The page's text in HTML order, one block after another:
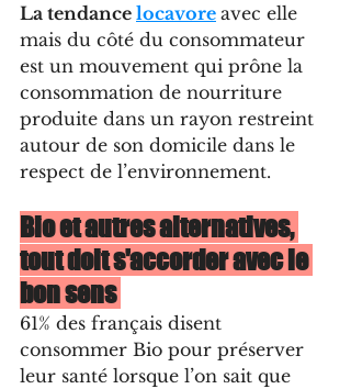
La tendance locavore avec elle
mais du côté du consommateur
est un mouvement qui prône la
consommation de nourriture
produite dans un rayon restreint
autour de son domicile dans le
respect de l’environnement.
Bio et autres alternatives,
tout doit s'accorder avec le
bon sens
61% des français disent
consommer Bio pour préserver
leur santé lorsque l’on sait que